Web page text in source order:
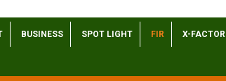
BUSINESS SPOT LIGHT FIR X-FACTOR